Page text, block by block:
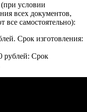
условии
всех документов,
самостоятельно):
Срок изготовления:
рублей: Срок